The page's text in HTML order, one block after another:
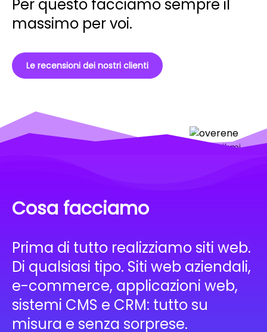
Per questo facciamo sempre il
massimo per voi.
Le recensioni dei nostri clienti
Cosa facciamo
Prima di tutto realizziamo siti web.
Di qualsiasi tipo. Siti web aziendali,
e-commerce, applicazioni web,
sistemi CMS e CRM: tutto su
misura e senza sorprese.